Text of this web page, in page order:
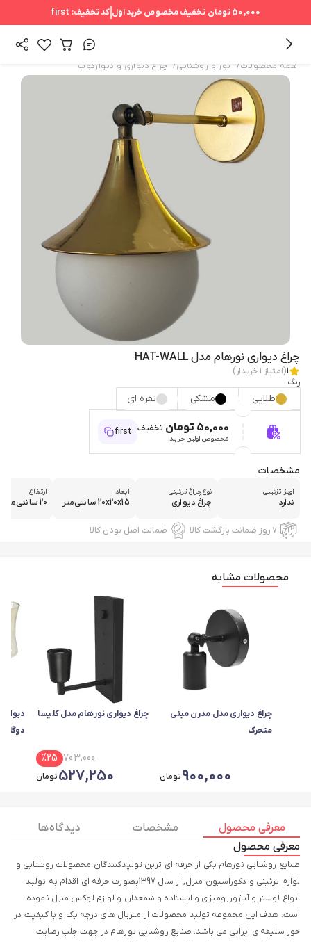
50,000 تومان تخفیف مخصوص خرید اول کد تخفیف: first
همه محصولات/ نور و روشنایی/ چراغ دیواری و دیوارکوب
چراغ دیواری نورهام مدل HAT-WALL
1(امتیاز 1خریدار)
رنگ
طلایی مشکی نقره ای
50,000 تومان تخفیف
مخصوص اولین خرید
first
مشخصات
آویز تزئینی
ندارد
نوع چراغ تزئینی
چراغ دیواری
ابعاد
20x20x15 سانتی‌متر
ارتفاع
20 سانتی‌متر
۷ روز ضمانت بازگشت کالا ضمانت اصل بودن کالا
محصولات مشابه
چراغ دیواری مدل مدرن مینی
متحرک
900,000تومان
چراغ دیواری نورهام مدل کلیسا
703,000
%25
527,250تومان
دوگلس
معرفی محصول مشخصات
دیدگاه ها
معرفی محصول
صنایع روشنایی نورهام یکی از حرفه ای ترین تولیدکنندگان محصولات روشنایی و
لوازم تزئینی و دکوراسیون منزل, از سال 1397بصورت حرفه ای اقدام به تولید
انواع لوستر و آباژوررومیزی و ایستاده و شمعدان و لوازم لوکس منزل نموده
است. هدف این مجموعه تولید محصولات از متریال های درجه یک و با کیفیت در
خور سلیقه ی ایرانی می باشد. صنایع روشنایی نورهام در جهت جلب رضایت